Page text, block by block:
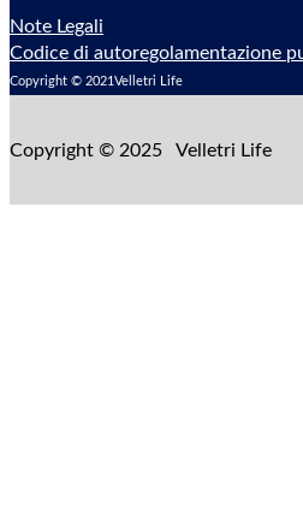
Note Legali
Codice di autoregolamentazione
Copyright © 2021Velletri Life
Copyright © 2025 Velletri Life